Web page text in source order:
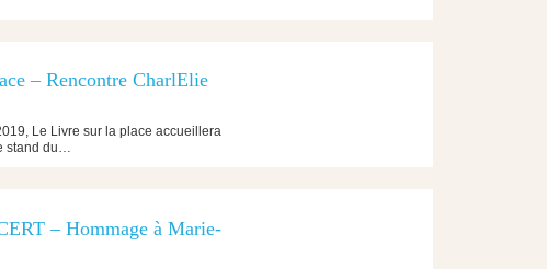
– Rencontre CharlElie
Le Livre sur la place accueillera
stand du…
– Hommage à Marie-